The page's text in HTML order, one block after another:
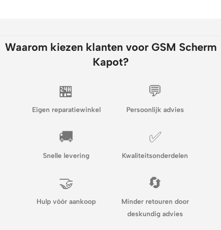
Waarom kiezen klanten voor GSM Scherm
Kapot?
🏪
Eigen reparatiewinkel
💬
Persoonlijk advies
🚚
Snelle levering
✅
Kwaliteitsonderdelen
🤝
Hulp vóór aankoop
🔄
Minder retouren door
deskundig advies